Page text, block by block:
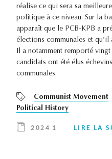
réalise ce qui sera sa
politique à ce niveau. Sur la
apparaît que le PCB-KPB a
élections communales et
Il a notamment remporté
candidats ont été élus
communales.
Communist Movement
Political History
2024 1 LIRE LA